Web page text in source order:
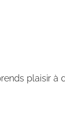
plaisir